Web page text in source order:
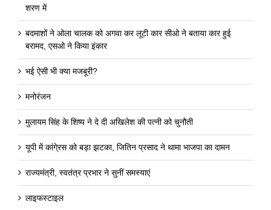
शरण में
बदमाशों ने ओला चालक को अगवा कर लूटी कार सीओ ने बताया कार हुई
बरामद, एसओ ने किया इंकार
भई ऐसी भी क्या मजबूरी?
मनोरंजन
मुलायम सिंह के शिष्य ने दे दी अखिलेश की पत्नी को चुनौती
यूपी में कांगे्रस को बड़ा झटका, जितिन प्रसाद ने थामा भाजपा का दामन
राज्यमंत्री, स्वतंत्र प्रभार ने सुनीं समस्याएं
लाइफस्टाइल